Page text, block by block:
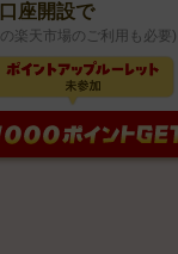
座開設で
楽天市場のご利用も必要)